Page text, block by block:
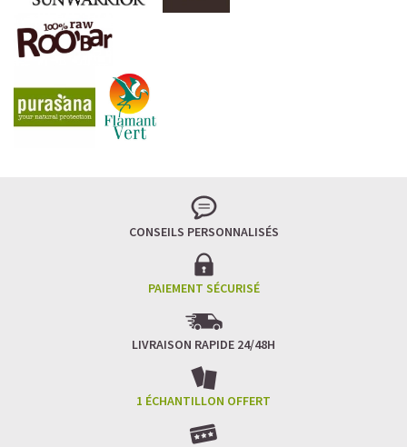
CONSEILS PERSONNALISÉS
PAIEMENT SÉCURISÉ
LIVRAISON RAPIDE 24/48H
1 ÉCHANTILLON OFFERT